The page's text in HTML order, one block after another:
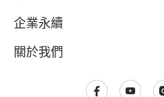
企業永續
關於我們